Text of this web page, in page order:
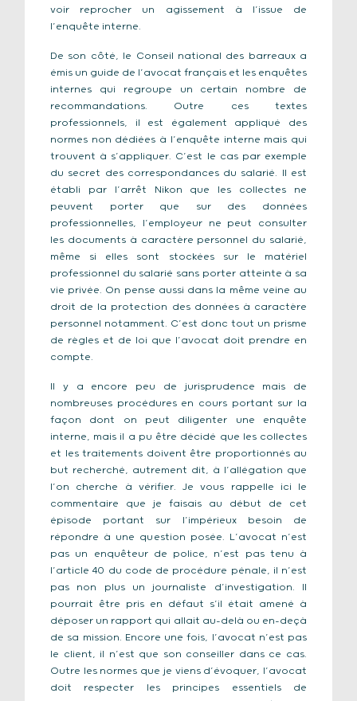
voir reprocher un agissement à l’issue de
l’enquête interne.
De son côté, le Conseil national des barreaux a
émis un guide de l’avocat français et les enquêtes
internes qui regroupe un certain nombre de
recommandations. Outre ces textes
professionnels, il est également appliqué des
normes non dédiées à l’enquête interne mais qui
trouvent à s’appliquer. C’est le cas par exemple
du secret des correspondances du salarié. Il est
établi par l’arrêt Nikon que les collectes ne
peuvent porter que sur des données
professionnelles, l’employeur ne peut consulter
les documents à caractère personnel du salarié,
même si elles sont stockées sur le matériel
professionnel du salarié sans porter atteinte à sa
vie privée. On pense aussi dans la même veine au
droit de la protection des données à caractère
personnel notamment. C’est donc tout un prisme
de règles et de loi que l’avocat doit prendre en
compte.
Il y a encore peu de jurisprudence mais de
nombreuses procédures en cours portant sur la
façon dont on peut diligenter une enquête
interne, mais il a pu être décidé que les collectes
et les traitements doivent être proportionnés au
but recherché, autrement dit, à l’allégation que
l’on cherche à vérifier. Je vous rappelle ici le
commentaire que je faisais au début de cet
épisode portant sur l’impérieux besoin de
répondre à une question posée. L’avocat n’est
pas un enquêteur de police, n’est pas tenu à
l’article 40 du code de procédure pénale, il n’est
pas non plus un journaliste d’investigation. Il
pourrait être pris en défaut s’il était amené à
déposer un rapport qui allait au-delà ou en-deçà
de sa mission. Encore une fois, l’avocat n’est pas
le client, il n’est que son conseiller dans ce cas.
Outre les normes que je viens d’évoquer, l’avocat
doit respecter les principes essentiels de